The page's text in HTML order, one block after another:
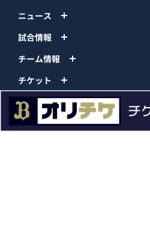
ニュース
試合情報
チーム情報
チケット
イベント
ファンクラブ